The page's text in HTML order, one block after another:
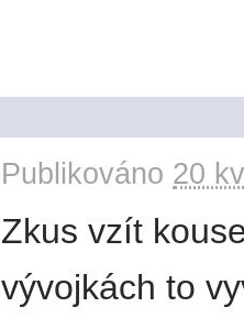
Publikováno 20
Zkus vzít
vývojkách to